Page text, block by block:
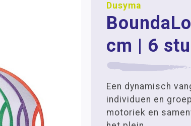
Dusyma
cm | 6
Een dynamisch
individuen en
motoriek en